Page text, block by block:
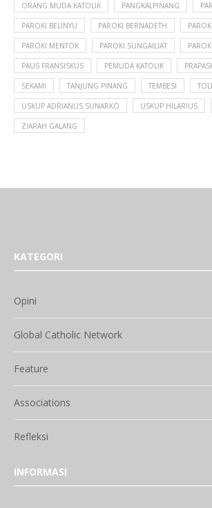
ORANG MUDA KATOLIK PANGKALPINANG
PAROKI BELINYU PAROKI BERNADETH
PAROKI MENTOK PAROKI SUNGAILIAT
PAUS FRANSISKUS PEMUDA KATOLIK
SEKAMI TANJUNG PINANG TEMBESI
USKUP ADRIANUS SUNARKO USKUP HILARIUS
ZIARAH GALANG
KATEGORI
Opini
Global Catholic Network
Feature
Associations
Refleksi
INFORMASI